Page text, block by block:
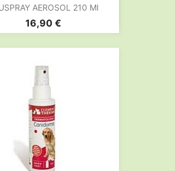
AEROSOL 210 Ml
Prix
16,90 €